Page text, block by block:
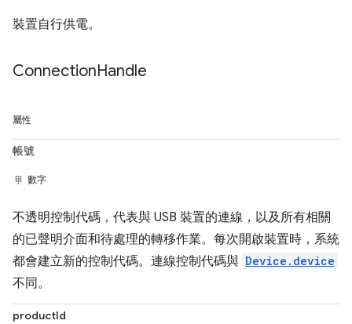
裝置自行供電。
ConnectionHandle
屬性
帳號
數字
不透明控制代碼，代表與 USB 裝置的連線，以及所有相關
的已聲明介面和待處理的轉移作業。每次開啟裝置時，系統
都會建立新的控制代碼。連線控制代碼與 Device.device
不同。
productId